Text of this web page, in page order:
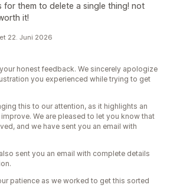
for them to delete a single thing! not
it!
22. Juni 2026
honest feedback. We sincerely apologize
you experienced while trying to get
this to our attention, as it highlights an
We are pleased to let you know that
and we have sent you an email with
sent you an email with complete details
patience as we worked to get this sorted